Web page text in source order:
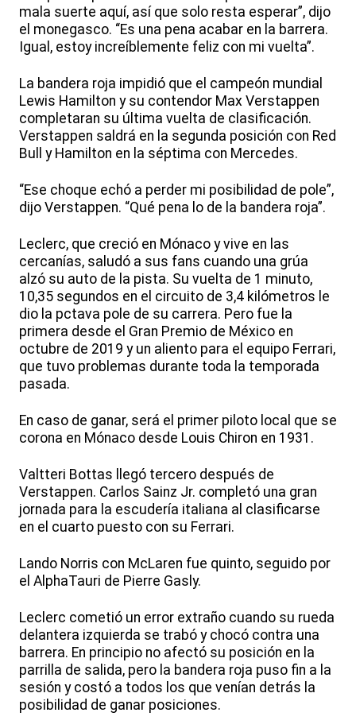
mala suerte aquí, así que solo resta esperar”, dijo
el monegasco. “Es una pena acabar en la barrera.
Igual, estoy increíblemente feliz con mi vuelta”.
La bandera roja impidió que el campeón mundial
Lewis Hamilton y su contendor Max Verstappen
completaran su última vuelta de clasificación.
Verstappen saldrá en la segunda posición con Red
Bull y Hamilton en la séptima con Mercedes.
“Ese choque echó a perder mi posibilidad de pole”,
dijo Verstappen. “Qué pena lo de la bandera roja”.
Leclerc, que creció en Mónaco y vive en las
cercanías, saludó a sus fans cuando una grúa
alzó su auto de la pista. Su vuelta de 1 minuto,
10,35 segundos en el circuito de 3,4 kilómetros le
dio la pctava pole de su carrera. Pero fue la
primera desde el Gran Premio de México en
octubre de 2019 y un aliento para el equipo Ferrari,
que tuvo problemas durante toda la temporada
pasada.
En caso de ganar, será el primer piloto local que se
corona en Mónaco desde Louis Chiron en 1931.
Valtteri Bottas llegó tercero después de
Verstappen. Carlos Sainz Jr. completó una gran
jornada para la escudería italiana al clasificarse
en el cuarto puesto con su Ferrari.
Lando Norris con McLaren fue quinto, seguido por
el AlphaTauri de Pierre Gasly.
Leclerc cometió un error extraño cuando su rueda
delantera izquierda se trabó y chocó contra una
barrera. En principio no afectó su posición en la
parrilla de salida, pero la bandera roja puso fin a la
sesión y costó a todos los que venían detrás la
posibilidad de ganar posiciones.